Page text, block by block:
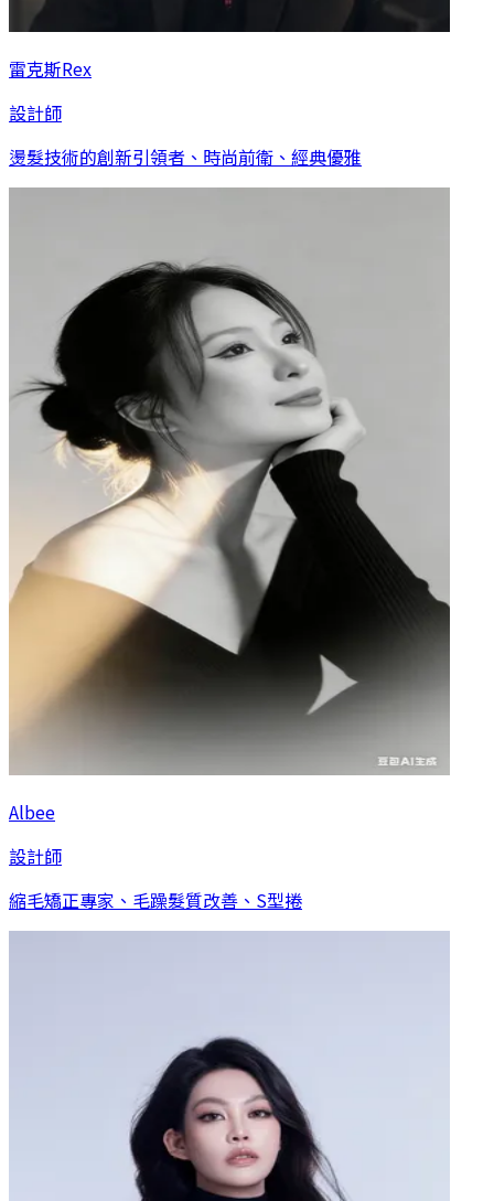
雷克斯Rex
設計師
燙髮技術的創新引領者、時尚前衛、經典優雅
Albee
設計師
縮毛矯正專家、毛躁髮質改善、S型捲